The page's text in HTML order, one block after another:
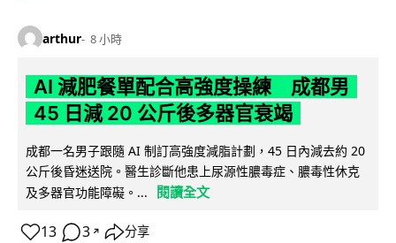
arthur 8 小時
AI 減肥餐單配合高強度操練 成都男
45 日減 20 公斤後多器官衰竭
成都一名男子跟隨 AI 制訂高強度減脂計劃，45 日內減去約 20
公斤後昏迷送院。醫生診斷他患上尿源性膿毒症、膿毒性休克
及多器官功能障礙。...
閱讀全文
13 3 ↗ 分享